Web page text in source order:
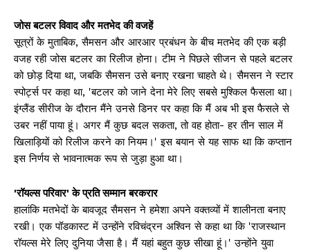
जोस बटलर विवाद और मतभेद की वजहें
सूत्रों के मुताबिक, सैमसन और आरआर प्रबंधन के बीच मतभेद की एक बड़ी
वजह रही जोस बटलर का रिलीज होना। टीम ने पिछले सीजन से पहले बटलर
को छोड़ दिया था, जबकि सैमसन उसे बनाए रखना चाहते थे। सैमसन ने स्टार
स्पोर्ट्स पर कहा था, 'बटलर को जाने देना मेरे लिए सबसे मुश्किल फैसला था।
इंग्लैंड सीरीज के दौरान मैंने उनसे डिनर पर कहा कि मैं अब भी इस फैसले से
उबर नहीं पाया हूं। अगर मैं कुछ बदल सकता, तो वह होता- हर तीन साल में
खिलाड़ियों को रिलीज करने का नियम।' इस बयान से यह साफ था कि कप्तान
इस निर्णय से भावनात्मक रूप से जुड़ा हुआ था।
'रॉयल्स परिवार' के प्रति सम्मान बरकरार
हालांकि मतभेदों के बावजूद सैमसन ने हमेशा अपने वक्तव्यों में शालीनता बनाए
रखी। एक पॉडकास्ट में उन्होंने रविचंद्रन अश्विन से कहा था कि 'राजस्थान
रॉयल्स मेरे लिए दुनिया जैसा है। मैं यहां बहुत कुछ सीखा हूं।' उन्होंने युवा